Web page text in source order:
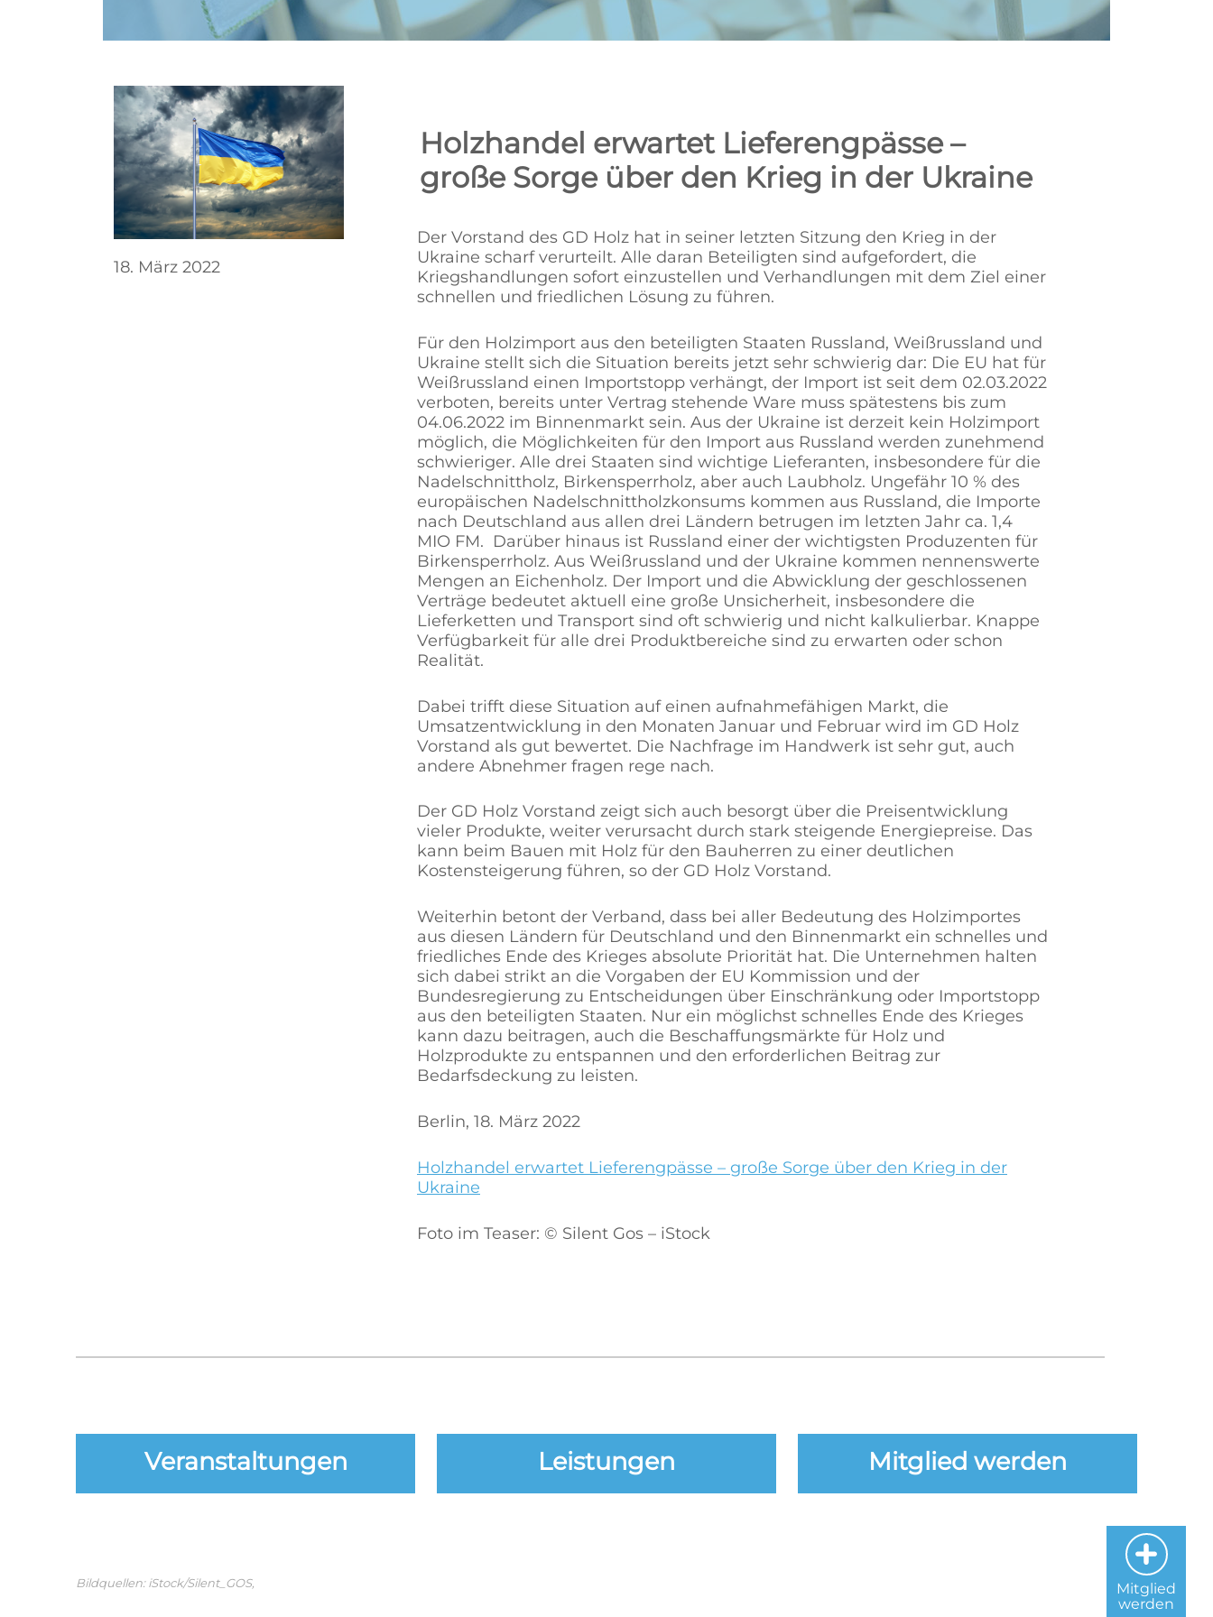
18. März 2022
Holzhandel erwartet Lieferengpässe –
große Sorge über den Krieg in der Ukraine
Der Vorstand des GD Holz hat in seiner letzten Sitzung den Krieg in der
Ukraine scharf verurteilt. Alle daran Beteiligten sind aufgefordert, die
Kriegshandlungen sofort einzustellen und Verhandlungen mit dem Ziel einer
schnellen und friedlichen Lösung zu führen.
Für den Holzimport aus den beteiligten Staaten Russland, Weißrussland und
Ukraine stellt sich die Situation bereits jetzt sehr schwierig dar: Die EU hat für
Weißrussland einen Importstopp verhängt, der Import ist seit dem 02.03.2022
verboten, bereits unter Vertrag stehende Ware muss spätestens bis zum
04.06.2022 im Binnenmarkt sein. Aus der Ukraine ist derzeit kein Holzimport
möglich, die Möglichkeiten für den Import aus Russland werden zunehmend
schwieriger. Alle drei Staaten sind wichtige Lieferanten, insbesondere für die
Nadelschnittholz, Birkensperrholz, aber auch Laubholz. Ungefähr 10 % des
europäischen Nadelschnittholzkonsums kommen aus Russland, die Importe
nach Deutschland aus allen drei Ländern betrugen im letzten Jahr ca. 1,4
MIO FM. Darüber hinaus ist Russland einer der wichtigsten Produzenten für
Birkensperrholz. Aus Weißrussland und der Ukraine kommen nennenswerte
Mengen an Eichenholz. Der Import und die Abwicklung der geschlossenen
Verträge bedeutet aktuell eine große Unsicherheit, insbesondere die
Lieferketten und Transport sind oft schwierig und nicht kalkulierbar. Knappe
Verfügbarkeit für alle drei Produktbereiche sind zu erwarten oder schon
Realität.
Dabei trifft diese Situation auf einen aufnahmefähigen Markt, die
Umsatzentwicklung in den Monaten Januar und Februar wird im GD Holz
Vorstand als gut bewertet. Die Nachfrage im Handwerk ist sehr gut, auch
andere Abnehmer fragen rege nach.
Der GD Holz Vorstand zeigt sich auch besorgt über die Preisentwicklung
vieler Produkte, weiter verursacht durch stark steigende Energiepreise. Das
kann beim Bauen mit Holz für den Bauherren zu einer deutlichen
Kostensteigerung führen, so der GD Holz Vorstand.
Weiterhin betont der Verband, dass bei aller Bedeutung des Holzimportes
aus diesen Ländern für Deutschland und den Binnenmarkt ein schnelles und
friedliches Ende des Krieges absolute Priorität hat. Die Unternehmen halten
sich dabei strikt an die Vorgaben der EU Kommission und der
Bundesregierung zu Entscheidungen über Einschränkung oder Importstopp
aus den beteiligten Staaten. Nur ein möglichst schnelles Ende des Krieges
kann dazu beitragen, auch die Beschaffungsmärkte für Holz und
Holzprodukte zu entspannen und den erforderlichen Beitrag zur
Bedarfsdeckung zu leisten.
Berlin, 18. März 2022
Holzhandel erwartet Lieferengpässe – große Sorge über den Krieg in der
Ukraine
Foto im Teaser: © Silent Gos – iStock
Veranstaltungen Leistungen Mitglied werden
Bildquellen:iStock/Silent_GOS,
Mitglied
werden